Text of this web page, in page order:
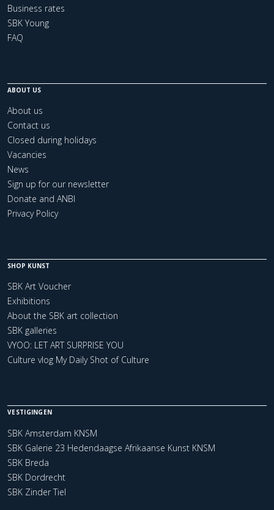
Business rates
SBK Young
FAQ
ABOUT US
About us
Contact us
Closed during holidays
Vacancies
News
Sign up for our newsletter
Donate and ANBI
Privacy Policy
SHOP KUNST
SBK Art Voucher
Exhibitions
About the SBK art collection
SBK galleries
VYOO: LET ART SURPRISE YOU
Culture vlog My Daily Shot of Culture
VESTIGINGEN
SBK Amsterdam KNSM
SBK Galerie 23 Hedendaagse Afrikaanse Kunst KNSM
SBK Breda
SBK Dordrecht
SBK Zinder Tiel